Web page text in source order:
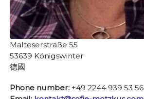
Malteserstraße 55
53639 Königswinter
德國
Phone number: +49 2244 939 53 56